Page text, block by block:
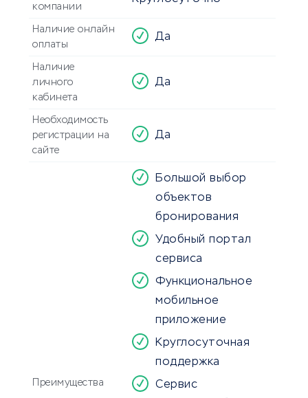
компании
Наличие онлайн
оплаты
Да
Наличие
личного
кабинета
Да
Необходимость
регистрации на
сайте
Да
Преимущества
Большой выбор
объектов
бронирования
Удобный портал
сервиса
Функциональное
мобильное
приложение
Круглосуточная
поддержка
Сервис